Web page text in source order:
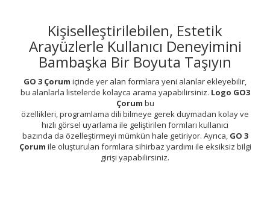
Kişiselleştirilebilen, Estetik
Arayüzlerle Kullanıcı Deneyimini
Bambaşka Bir Boyuta Taşıyın
GO 3 Çorum içinde yer alan formlara yeni alanlar ekleyebilir,
bu alanlarla listelerde kolayca arama yapabilirsiniz. Logo GO3
Çorum bu
özellikleri, programlama dili bilmeye gerek duymadan kolay ve
hızlı görsel uyarlama ile geliştirilen formları kullanıcı
bazında da özelleştirmeyi mümkün hale getiriyor. Ayrıca, GO 3
Çorum ile oluşturulan formlara sihirbaz yardımı ile eksiksiz bilgi
girişi yapabilirsiniz.